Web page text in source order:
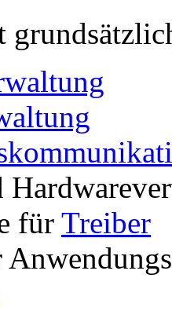
für Treiber